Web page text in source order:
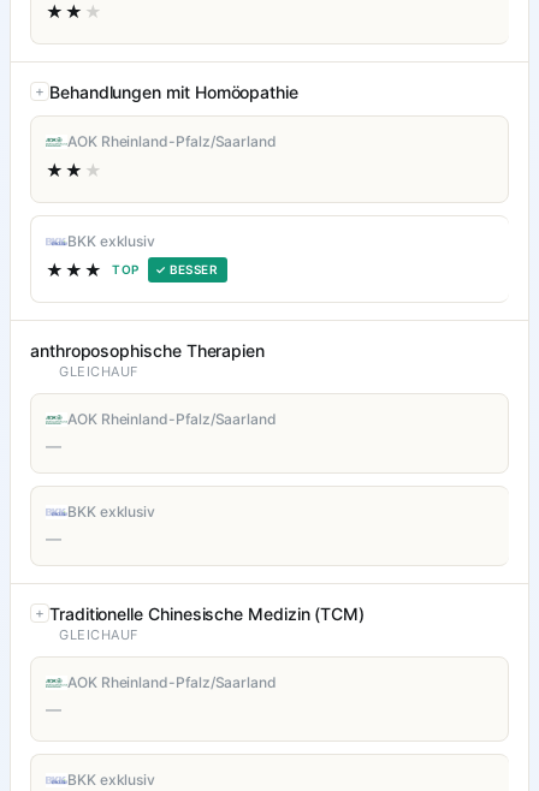
★★ ★
Behandlungen mit Homöopathie
AOK Rheinland-Pfalz/Saarland
★★ ★
BKK exklusiv
★★★ TOP ✓ BESSER
anthroposophische Therapien
GLEICHAUF
AOK Rheinland-Pfalz/Saarland
—
BKK exklusiv
—
Traditionelle Chinesische Medizin (TCM)
GLEICHAUF
AOK Rheinland-Pfalz/Saarland
—
BKK exklusiv